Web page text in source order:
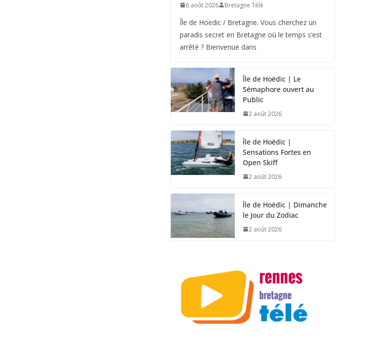
6 août 2026 Bretagne Télé
Île de Hoëdic / Bretagne. Vous cherchez un
paradis secret en Bretagne où le temps s’est
arrêté ? Bienvenue dans
Île de Hoëdic | Le
Sémaphore ouvert au
Public
2 août 2026
Île de Hoëdic |
Sensations Fortes en
Open Skiff
2 août 2026
Île de Hoëdic | Dimanche
le Jour du Zodiac
2 août 2026